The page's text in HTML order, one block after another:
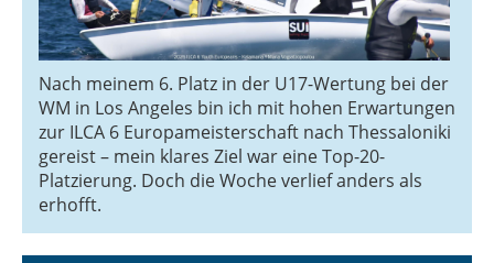
Nach meinem 6. Platz in der U17-Wertung bei der
WM in Los Angeles bin ich mit hohen Erwartungen
zur ILCA 6 Europameisterschaft nach Thessaloniki
gereist – mein klares Ziel war eine Top-20-
Platzierung. Doch die Woche verlief anders als
erhofft.